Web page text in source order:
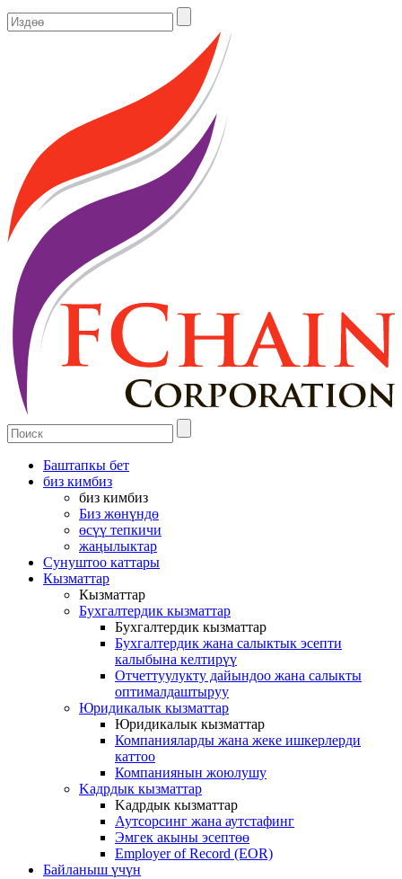
Баштапкы бет
биз кимбиз
биз кимбиз
Биз жөнүндө
өсүү тепкичи
жаңылыктар
Сунуштоо каттары
Кызматтар
Кызматтар
Бухгалтердик кызматтар
Бухгалтердик кызматтар
Бухгалтердик жана салыктык эсепти
калыбына келтирүү
Oтчеттуулукту дайындоо жана салыкты
оптималдаштыруу
Юридикалык кызматтар
Юридикалык кызматтар
Компанияларды жана жеке ишкерлерди
каттоо
Компаниянын жоюлушу
Kадрдык кызматтар
Kадрдык кызматтар
Аутсорсинг жана аутстафинг
Эмгек акыны эсептөө
Employer of Record (EOR)
Байланыш үчүн